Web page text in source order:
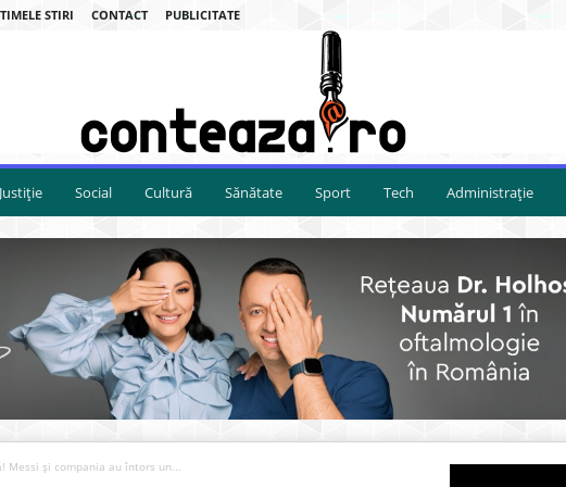
STIRI CONTACT PUBLICITATE
Justiție Social Cultură Sănătate Sport Tech Administrație
Messi și compania au întors un...